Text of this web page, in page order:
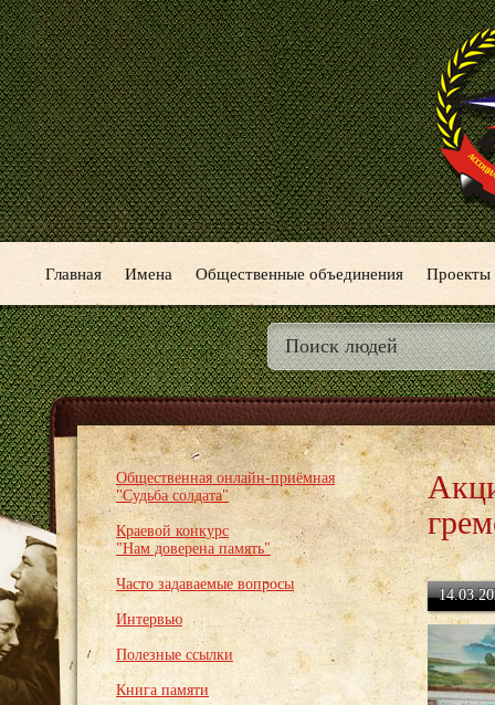
Главная Имена Общественные объединения Проекты
Общественная онлайн-приёмная
"Судьба солдата"
Краевой конкурс
"Нам доверена память"
Часто задаваемые вопросы
Интервью
Полезные ссылки
Книга памяти